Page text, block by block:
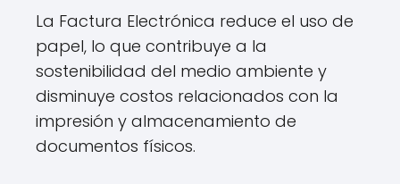
La Factura Electrónica reduce el uso de
papel, lo que contribuye a la
sostenibilidad del medio ambiente y
disminuye costos relacionados con la
impresión y almacenamiento de
documentos físicos.